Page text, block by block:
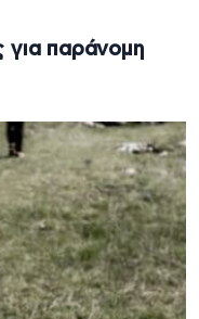
για παράνομη